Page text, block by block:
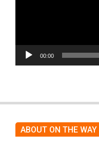
00:00
ABOUT ON THE